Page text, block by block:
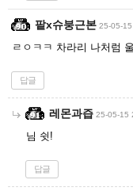
팥x슈붕근본 25-05-
ㄹㅇㅋㅋ 차라리 나처럼
답글
레몬과즙 25-05-15
님 쉿!
답글